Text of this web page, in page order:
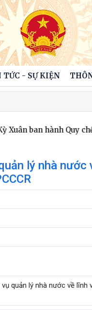
TỨC - SỰ KIỆN
Xuân ban hành Quy
lý nhà nước
quản lý nhà nước về lĩnh